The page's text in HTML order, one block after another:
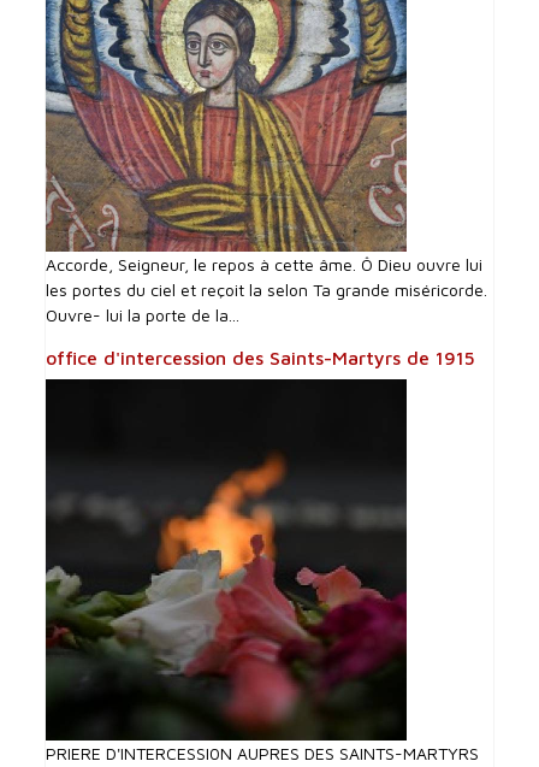
Accorde, Seigneur, le repos à cette âme. Ô Dieu ouvre lui
les portes du ciel et reçoit la selon Ta grande miséricorde.
Ouvre- lui la porte de la...
office d'intercession des Saints-Martyrs de 1915
PRIERE D'INTERCESSI0N AUPRES DES SAINTS-MARTYRS